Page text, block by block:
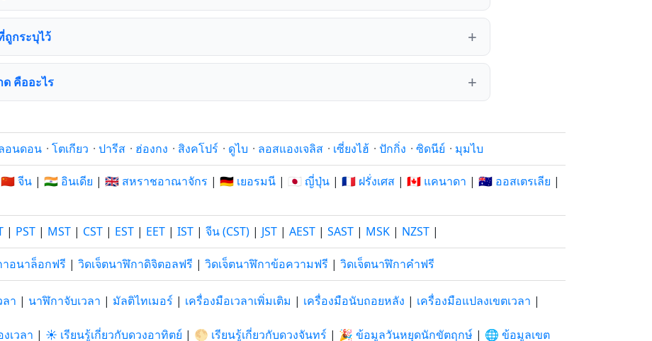
กระบุไว้
คืออะไร
อนดอน · โตเกียว · ปารีส · ฮ่องกง · สิงคโปร์ · ดูไบ · ลอสแองเจลิส · เซี่ยงไฮ้ · ปักกิ่ง · ซิดนีย์ · มุมไบ
🇨🇳 จีน | 🇮🇳 อินเดีย | 🇬🇧 สหราชอาณาจักร | 🇩🇪 เยอรมนี | 🇯🇵 ญี่ปุ่น | 🇫🇷 ฝรั่งเศส | 🇨🇦 แคนาดา | 🇦🇺 ออสเตรเลีย |
| PST | MST | CST | EST | EET | IST | จีน (CST) | JST | AEST | SAST | MSK | NZST |
าอนาล็อกฟรี | วิดเจ็ตนาฬิกาดิจิตอลฟรี | วิดเจ็ตนาฬิกาข้อความฟรี | วิดเจ็ตนาฬิกาคำฟรี
า | นาฬิกาจับเวลา | มัลติไทเมอร์ | เครื่องมือเวลาเพิ่มเติม | เครื่องมือนับถอยหลัง | เครื่องมือแปลงเขตเวลา |
เวลา | ☀️ เรียนรู้เกี่ยวกับดวงอาทิตย์ | 🌕 เรียนรู้เกี่ยวกับดวงจันทร์ | 🎉 ข้อมูลวันหยุดนักขัตฤกษ์ | 🌐 ข้อมูลเขต